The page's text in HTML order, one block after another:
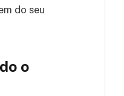
do seu
o